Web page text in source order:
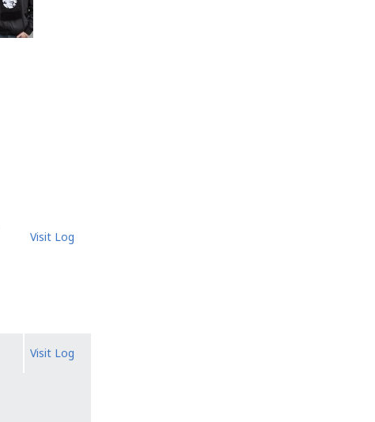
Visit Log
Visit Log